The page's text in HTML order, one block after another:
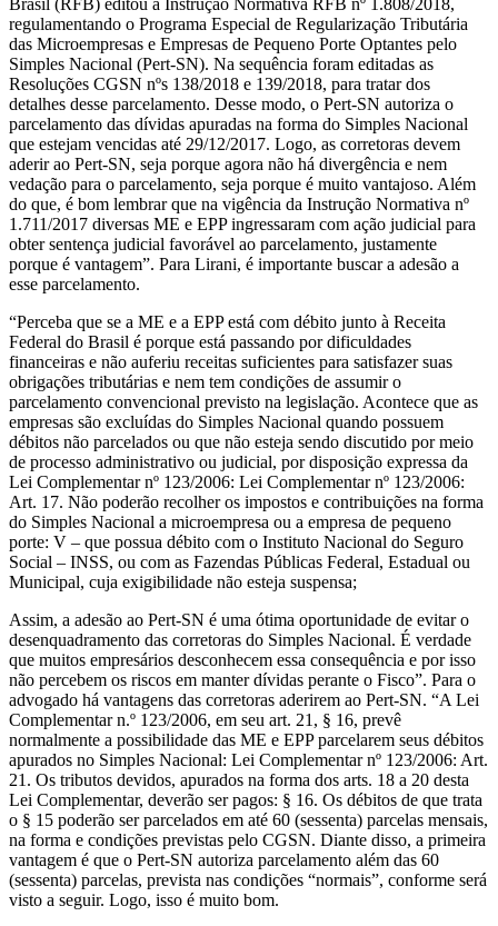
regulamentando o Programa Especial de Regularização Tributária
das Microempresas e Empresas de Pequeno Porte Optantes pelo
Simples Nacional (Pert-SN). Na sequência foram editadas as
Resoluções CGSN nºs 138/2018 e 139/2018, para tratar dos
detalhes desse parcelamento. Desse modo, o Pert-SN autoriza o
parcelamento das dívidas apuradas na forma do Simples Nacional
que estejam vencidas até 29/12/2017. Logo, as corretoras devem
aderir ao Pert-SN, seja porque agora não há divergência e nem
vedação para o parcelamento, seja porque é muito vantajoso. Além
do que, é bom lembrar que na vigência da Instrução Normativa nº
1.711/2017 diversas ME e EPP ingressaram com ação judicial para
obter sentença judicial favorável ao parcelamento, justamente
porque é vantagem”. Para Lirani, é importante buscar a adesão a
esse parcelamento.
“Perceba que se a ME e a EPP está com débito junto à Receita
Federal do Brasil é porque está passando por dificuldades
financeiras e não auferiu receitas suficientes para satisfazer suas
obrigações tributárias e nem tem condições de assumir o
parcelamento convencional previsto na legislação. Acontece que as
empresas são excluídas do Simples Nacional quando possuem
débitos não parcelados ou que não esteja sendo discutido por meio
de processo administrativo ou judicial, por disposição expressa da
Lei Complementar nº 123/2006: Lei Complementar nº 123/2006:
Art. 17. Não poderão recolher os impostos e contribuições na forma
do Simples Nacional a microempresa ou a empresa de pequeno
porte: V – que possua débito com o Instituto Nacional do Seguro
Social – INSS, ou com as Fazendas Públicas Federal, Estadual ou
Municipal, cuja exigibilidade não esteja suspensa;
Assim, a adesão ao Pert-SN é uma ótima oportunidade de evitar o
desenquadramento das corretoras do Simples Nacional. É verdade
que muitos empresários desconhecem essa consequência e por isso
não percebem os riscos em manter dívidas perante o Fisco”. Para o
advogado há vantagens das corretoras aderirem ao Pert-SN. “A Lei
Complementar n.º 123/2006, em seu art. 21, § 16, prevê
normalmente a possibilidade das ME e EPP parcelarem seus débitos
apurados no Simples Nacional: Lei Complementar nº 123/2006: Art.
21. Os tributos devidos, apurados na forma dos arts. 18 a 20 desta
Lei Complementar, deverão ser pagos: § 16. Os débitos de que trata
o § 15 poderão ser parcelados em até 60 (sessenta) parcelas mensais,
na forma e condições previstas pelo CGSN. Diante disso, a primeira
vantagem é que o Pert-SN autoriza parcelamento além das 60
(sessenta) parcelas, prevista nas condições “normais”, conforme será
visto a seguir. Logo, isso é muito bom.